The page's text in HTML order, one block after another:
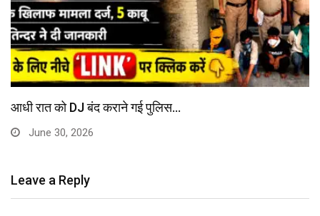
आधी रात को DJ बंद कराने गई पुलिस…
June 30, 2026
Leave a Reply